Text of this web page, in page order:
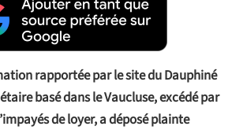
rapportée par le site du Dauphiné
basé dans le Vaucluse, excédé par
de loyer, a déposé plainte